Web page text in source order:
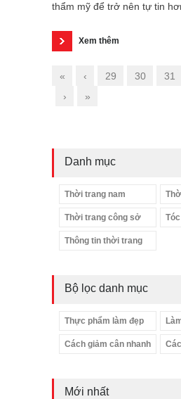
thẩm mỹ để trở nên tự tin
Xem thêm
« ‹ 29 30 31
›
»
Danh mục
Thời trang nam
Thời trang công sở
Thông tin thời trang
Bộ lọc danh mục
Thực phẩm làm đẹp
Cách giảm cân nhanh
Mới nhất